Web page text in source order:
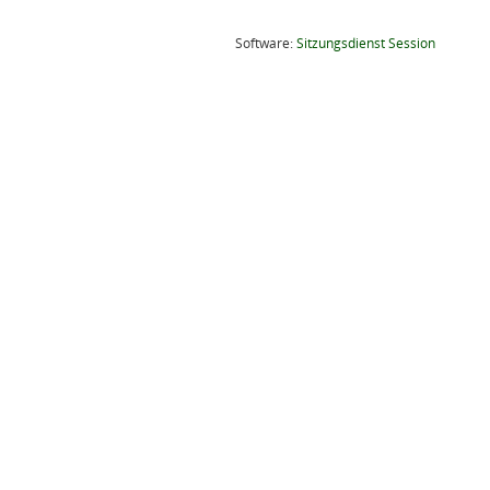
Software:SitzungsdienstSession(Wird in